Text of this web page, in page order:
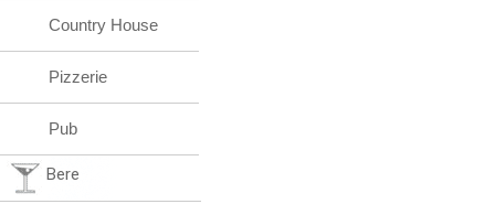
Country House
Pizzerie
Pub
Bere